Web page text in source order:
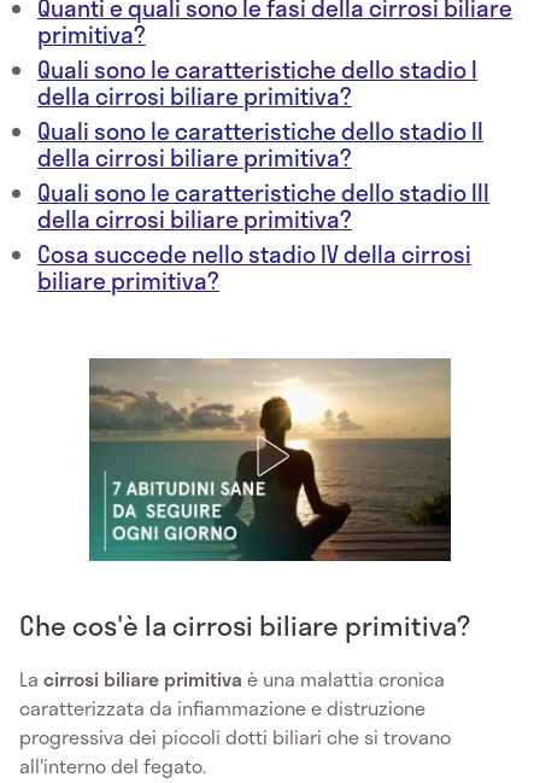
Quanti e quali sono le fasi della cirrosi biliare
primitiva?
Quali sono le caratteristiche dello stadio I
della cirrosi biliare primitiva?
Quali sono le caratteristiche dello stadio II
della cirrosi biliare primitiva?
Quali sono le caratteristiche dello stadio III
della cirrosi biliare primitiva?
Cosa succede nello stadio IV della cirrosi
biliare primitiva?
Che cos'è la cirrosi biliare primitiva?
La cirrosi biliare primitiva è una malattia cronica
caratterizzata da infiammazione e distruzione
progressiva dei piccoli dotti biliari che si trovano
all'interno del fegato.